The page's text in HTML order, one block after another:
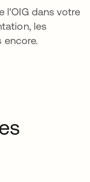
l'OIG dans votre
les